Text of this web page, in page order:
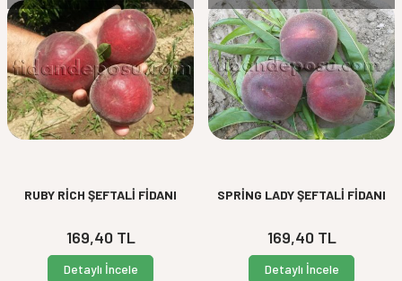
RUBY RİCH ŞEFTALİ FİDANI
169,40TL
Detaylı İncele
SPRİNG LADY ŞEFTALİ FİDANI
169,40TL
Detaylı İncele